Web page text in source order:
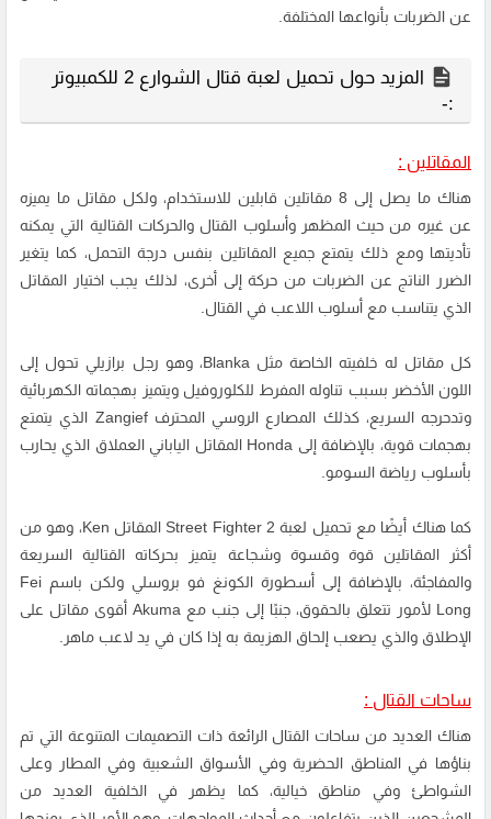
عن الضربات بأنواعها المختلفة.
المزيد حول تحميل لعبة قتال الشوارع 2 للكمبيوتر
:-
المقاتلين :
هناك ما يصل إلى 8 مقاتلين قابلين للاستخدام، ولكل مقاتل ما يميزه
عن غيره من حيث المظهر وأسلوب القتال والحركات القتالية التي يمكنه
تأديتها ومع ذلك يتمتع جميع المقاتلين بنفس درجة التحمل، كما يتغير
الضرر الناتج عن الضربات من حركة إلى أخرى، لذلك يجب اختيار المقاتل
الذي يتناسب مع أسلوب اللاعب في القتال.
كل مقاتل له خلفيته الخاصة مثل Blanka، وهو رجل برازيلي تحول إلى
اللون الأخضر بسبب تناوله المفرط للكلوروفيل ويتميز بهجماته الكهربائية
وتدحرجه السريع، كذلك المصارع الروسي المحترف Zangief الذي يتمتع
بهجمات قوية، بالإضافة إلى Honda المقاتل الياباني العملاق الذي يحارب
بأسلوب رياضة السومو.
كما هناك أيضًا مع تحميل لعبة Street Fighter 2 المقاتل Ken، وهو من
أكثر المقاتلين قوة وقسوة وشجاعة يتميز بحركاته القتالية السريعة
والمفاجئة، بالإضافة إلى أسطورة الكونغ فو بروسلي ولكن باسم Fei
Long لأمور تتعلق بالحقوق، جنبًا إلى جنب مع Akuma أقوى مقاتل على
الإطلاق والذي يصعب إلحاق الهزيمة به إذا كان في يد لاعب ماهر.
ساحات القتال :
هناك العديد من ساحات القتال الرائعة ذات التصميمات المتنوعة التي تم
بناؤها في المناطق الحضرية وفي الأسواق الشعبية وفي المطار وعلى
الشواطئ وفي مناطق خيالية، كما يظهر في الخلفية العديد من